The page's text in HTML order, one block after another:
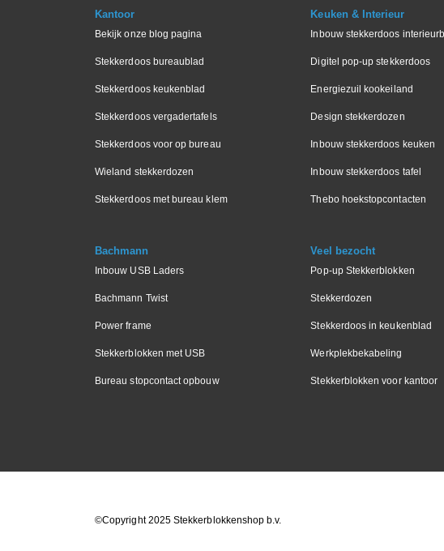
Kantoor
Bekijk onze blog pagina
Stekkerdoos bureaublad
Stekkerdoos keukenblad
Stekkerdoos vergadertafels
Stekkerdoos voor op bureau
Wieland stekkerdozen
Stekkerdoos met bureau klem
Keuken & Interieur
Inbouw stekkerdoos
Digitel pop-up stekkerdoos
Energiezuil kookeiland
Design stekkerdozen
Inbouw stekkerdoos keuken
Inbouw stekkerdoos tafel
Thebo hoekstopcontacten
Bachmann
Inbouw USB Laders
Bachmann Twist
Power frame
Stekkerblokken met USB
Bureau stopcontact opbouw
Veel bezocht
Pop-up Stekkerblokken
Stekkerdozen
Stekkerdoos in keukenblad
Werkplekbekabeling
Stekkerblokken voor kantoor
©Copyright 2025 Stekkerblokkenshop b.v.